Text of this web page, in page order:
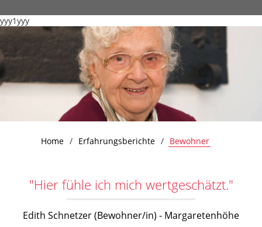
yyy1yyy
Home Erfahrungsberichte Bewohner
"Hier fühle ich mich wertgeschätzt."
Edith Schnetzer (Bewohner/in) - Margaretenhöhe